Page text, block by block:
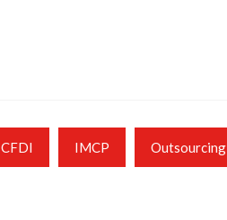
CFDI IMCP Outsourcing